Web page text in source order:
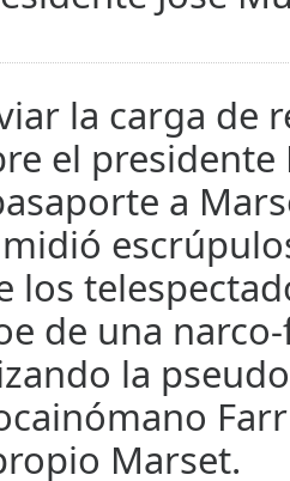
la carga de
el presidente
a
los
de una
la
Marset.